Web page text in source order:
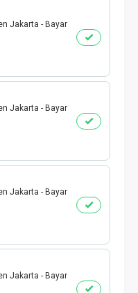
Jakarta - Bayar
Jakarta - Bayar
Jakarta - Bayar
Jakarta - Bayar